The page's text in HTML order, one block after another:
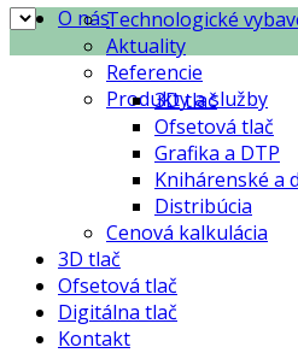
O násTechnologické
Aktuality
Referencie
Produkty a služby
3D tlač
Ofsetová tlač
Grafika a DTP
Knihárenské a
Distribúcia
Cenová kalkulácia
3D tlač
Ofsetová tlač
Digitálna tlač
Kontakt